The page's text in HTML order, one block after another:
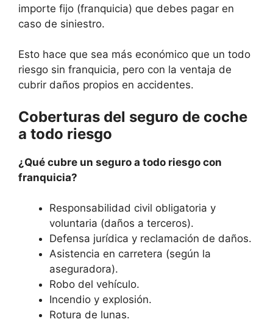
importe fijo (franquicia) que debes pagar en
caso de siniestro.
Esto hace que sea más económico que un todo
riesgo sin franquicia, pero con la ventaja de
cubrir daños propios en accidentes.
Coberturas del seguro de coche
a todo riesgo
¿Qué cubre un seguro a todo riesgo con
franquicia?
Responsabilidad civil obligatoria y
voluntaria (daños a terceros).
Defensa jurídica y reclamación de daños.
Asistencia en carretera (según la
aseguradora).
Robo del vehículo.
Incendio y explosión.
Rotura de lunas.